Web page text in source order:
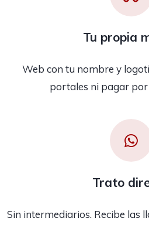
Tu propia
Web con tu nombre y
portales ni pagar por
Trato
Sin intermediarios. Recibe las